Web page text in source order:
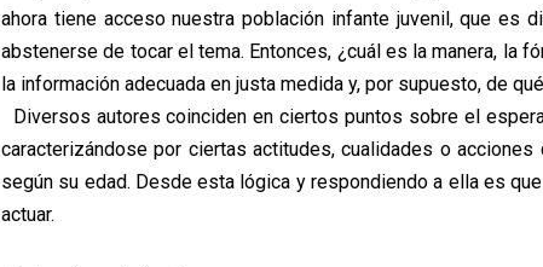
ahora tiene acceso nuestra población infante juvenil, que es
abstenerse de tocar el tema. Entonces, ¿cuál es la manera, la
la información adecuada en justa medida y, por supuesto, de
Diversos autores coinciden en ciertos puntos sobre el
caracterizándose por ciertas actitudes, cualidades o
según su edad. Desde esta lógica y respondiendo a ella es
actuar.